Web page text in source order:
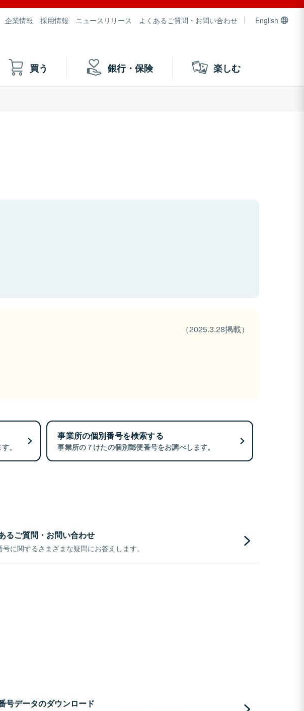
企業情報 採用情報 ニュースリリース よくあるご質問・お問い合わせ English
買う 銀行・保険 楽しむ
（2025.3.28掲載）
。
事業所の個別番号を検索する
事業所の７けたの個別郵便番号をお調べします。
るご質問・お問い合わせ
号に関するさまざまな疑問にお答えします。
号データのダウンロード